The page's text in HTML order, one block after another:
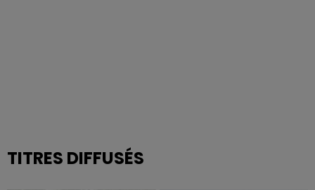
TITRES DIFFUSÉS